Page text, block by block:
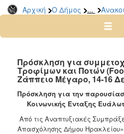
Αρχική Ο Δήμος ...
Δημοτικές
Υπηρεσίες
Ηλεκτρονική
Διακυβέρνηση
Σχολικές
Επιτροπές
Αγροτική
Ανάπτυξη
Πρόσκληση για
Τροφίμων και Ποτών
Ζάππειο Μέγαρο, 14-16
Πρόσκληση για την
Κοινωνικής Ένταξης
Από τις Αναπτυξιακές
Απασχόλησης Δήμου Ηρακλείου»,